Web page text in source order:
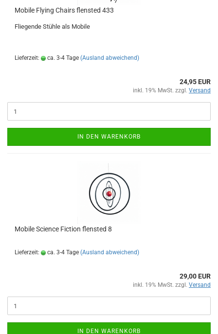
Mobile Flying Chairs flensted 433
Fliegende Stühle als Mobile
Lieferzeit: ca. 3-4 Tage (Ausland abweichend)
24,95 EUR
inkl. 19% MwSt. zzgl. Versand
IN DEN WARENKORB
Mobile Science Fiction flensted 8
Lieferzeit: ca. 3-4 Tage (Ausland abweichend)
29,00 EUR
inkl. 19% MwSt. zzgl. Versand
IN DEN WARENKORB